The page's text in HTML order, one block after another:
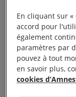
Une
En cliquant sur «
accord pour
également
paramètres par
pouvez à tout
en savoir plus,
cookies